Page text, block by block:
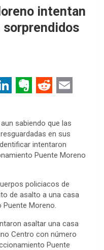
intentan
sorprendidos
v
e
r
o
t
e
d
d
t
m
a
i
sabiendo que las
en sus
intentaron
Puente Moreno
policiacos de
de asalto a una casa
Moreno.
asaltar una casa
Centro con número
Puente